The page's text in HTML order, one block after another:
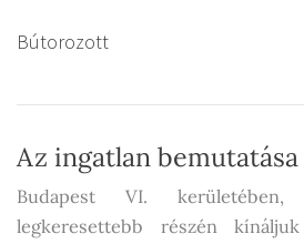
Bútorozott
Az ingatlan bemutatása
Budapest VI. kerületében,
legkeresettebb részén